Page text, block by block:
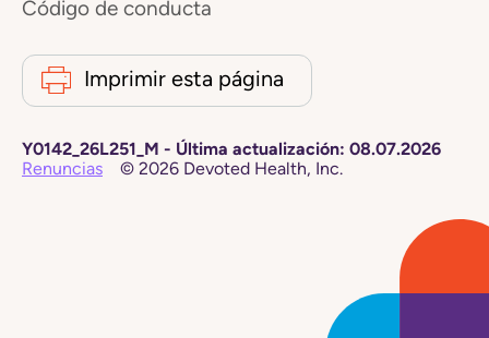
Código de conducta
Imprimir esta página
Y0142_26L251_M - Última actualización: 08.07.2026
Renuncias
© 2026 Devoted Health, Inc.